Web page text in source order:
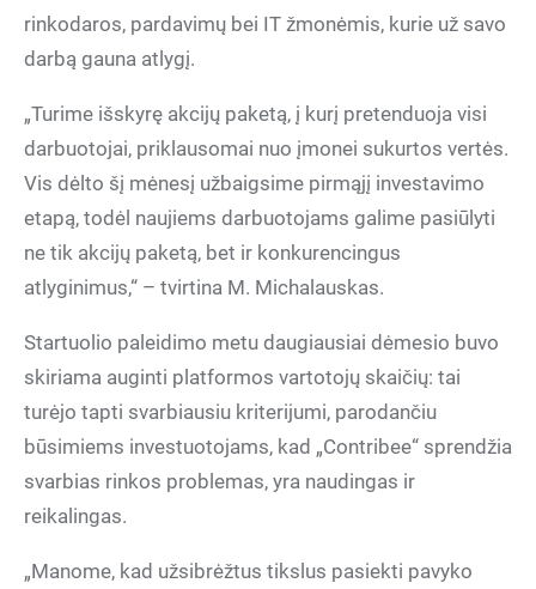
rinkodaros, pardavimų bei IT žmonėmis, kurie už savo
darbą gauna atlygį.
„Turime išskyrę akcijų paketą, į kurį pretenduoja visi
darbuotojai, priklausomai nuo įmonei sukurtos vertės.
Vis dėlto šį mėnesį užbaigsime pirmąjį investavimo
etapą, todėl naujiems darbuotojams galime pasiūlyti
ne tik akcijų paketą, bet ir konkurencingus
atlyginimus,“ – tvirtina M. Michalauskas.
Startuolio paleidimo metu daugiausiai dėmesio buvo
skiriama auginti platformos vartotojų skaičių: tai
turėjo tapti svarbiausiu kriterijumi, parodančiu
būsimiems investuotojams, kad „Contribee“ sprendžia
svarbias rinkos problemas, yra naudingas ir
reikalingas.
„Manome, kad užsibrėžtus tikslus pasiekti pavyko